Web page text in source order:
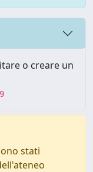
o creare un
stati